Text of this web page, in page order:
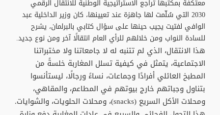
معتكفة بمكتبها تراجع الاستراتيجية الوطنية للانتقال الرقمي
2030 التي سُلّمت لها جاهزة عند تعيينها، كان وزير الداخلية عبد
الوافي لفتيت يجيب حينها على سؤال كتابي بالبرلمان، يشرح
للسادة النواب ومن خلالهم للرأي العام انتقالًا آخر ومن نوع جديد.
هذا الانتقال، الذي لم تتنبه له لا جامعاتنا ولا مختبراتنا
الاجتماعية، يتمثل في كيفية تسلل المغاربة خلسةً من
المطبخ العائلي أفرادًا وجماعات، نساءً ورجالًا، ليستأنسوا
بتناول وجباتهم خارج بيوتهم في المطاعم، والمقاهي،
ومحلات الأكل السريع (snacks)، ومحلات الحلويات، والشوايات.